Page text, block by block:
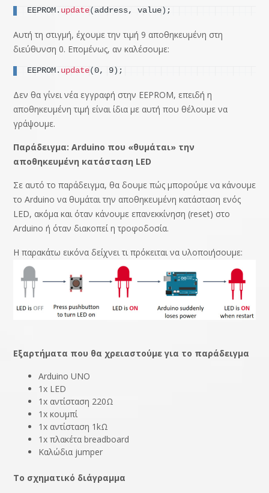
EEPROM. update( address, value ) ;
Αυτή τη στιγμή, έχουμε την τιμή 9 αποθηκευμένη στη
διεύθυνση 0. Επομένως, αν καλέσουμε:
EEPROM. update(0, 9) ;
Δεν θα γίνει νέα εγγραφή στην EEPROM, επειδή η
αποθηκευμένη τιμή είναι ίδια με αυτή που θέλουμε να
γράψουμε.
Παράδειγμα: Arduino που «θυμάται» την
αποθηκευμένη κατάσταση LED
Σε αυτό το παράδειγμα, θα δουμε πώς μπορούμε να κάνουμε
το Arduino να θυμάται την αποθηκευμένη κατάσταση ενός
LED, ακόμα και όταν κάνουμε επανεκκίνηση (reset) στο
Arduino ή όταν διακοπεί η τροφοδοσία.
Η παρακάτω εικόνα δείχνει τι πρόκειται να υλοποιήσουμε:
Εξαρτήματα που θα χρειαστούμε για το παράδειγμα
Arduino UNO
1x LED
1x αντίσταση 220Ω
1x κουμπί
1x αντίσταση 1kΩ
1x πλακέτα breadboard
Καλώδια jumper
Το σχηματικό διάγραμμα